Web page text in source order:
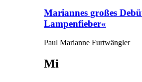
Mariannes großes
Lampenfieber«
Paul Marianne Furtwängler
Mi